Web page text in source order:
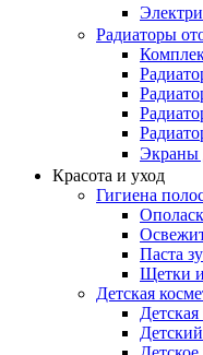
Радиаторы
Экраны
Красота и уход
Гигиена
Паста
Щетки
Детская
Детская